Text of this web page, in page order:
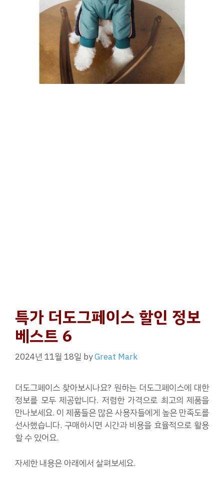
특가 더도그페이스 할인 정보
베스트 6
2024년 11월 18일 byGreat Mark
더도그페이스 찾아보시나요? 원하는 더도그페이스에 대한
정보를 모두 제공합니다. 저렴한 가격으로 최고의 제품을
만나보세요. 이 제품들은 많은 사용자들에게 높은 만족도를
선사했습니다. 구매하시면 시간과 비용을 효율적으로 활용
할 수 있어요.
자세한 내용은 아래에서 살펴보세요.